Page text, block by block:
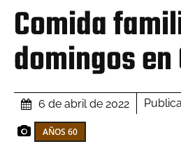
Comida
domingos en
6 de abril de 2022
AÑOS 60